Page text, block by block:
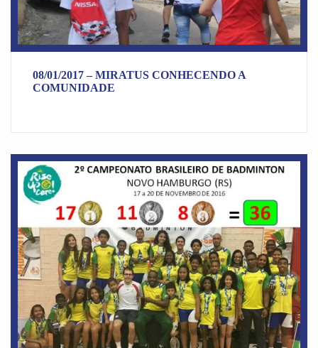
08/01/2017 – MIRATUS CONHECENDO A
COMUNIDADE